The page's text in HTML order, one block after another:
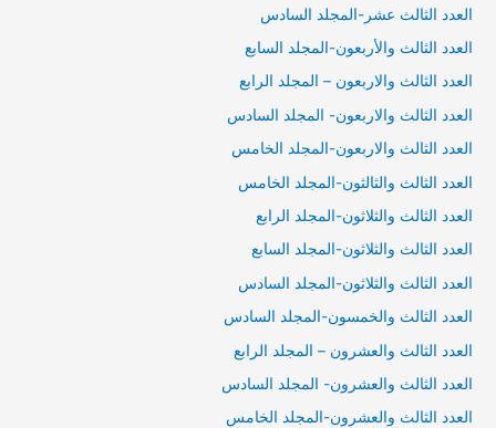
العدد الثالث عشر-المجلد السادس
العدد الثالث والأربعون-المجلد السابع
العدد الثالث والاربعون – المجلد الرابع
العدد الثالث والاربعون- المجلد السادس
العدد الثالث والاربعون-المجلد الخامس
العدد الثالث والثالثون-المجلد الخامس
العدد الثالث والثلاثون-المجلد الرابع
العدد الثالث والثلاثون-المجلد السابع
العدد الثالث والثلاثون-المجلد السادس
العدد الثالث والخمسون-المجلد السادس
العدد الثالث والعشرون – المجلد الرابع
العدد الثالث والعشرون- المجلد السادس
العدد الثالث والعشرون-المجلد الخامس